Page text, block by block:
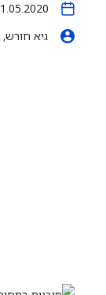
גיא